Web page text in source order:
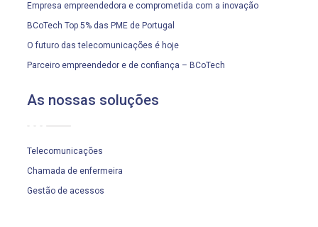
Empresa empreendedora e comprometida com a inovação
BCoTech Top 5% das PME de Portugal
O futuro das telecomunicações é hoje
Parceiro empreendedor e de confiança – BCoTech
As nossas soluções
Telecomunicações
Chamada de enfermeira
Gestão de acessos